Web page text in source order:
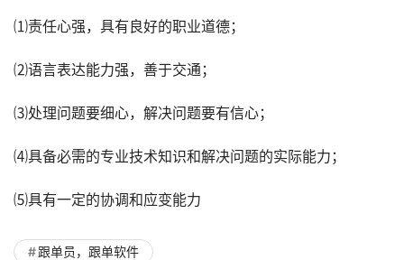
⑴责任心强，具有良好的职业道德；
⑵语言表达能力强，善于交通；
⑶处理问题要细心，解决问题要有信心；
⑷具备必需的专业技术知识和解决问题的实际能力；
⑸具有一定的协调和应变能力
跟单员，跟单软件